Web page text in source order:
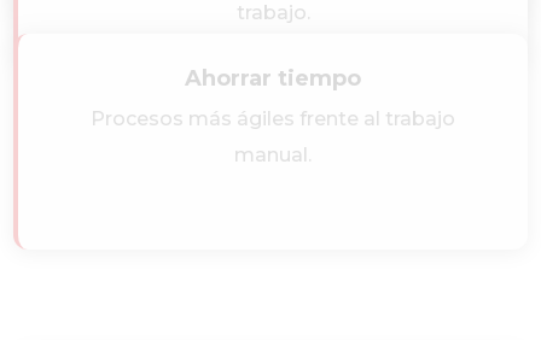
trabajo.
Ahorrar tiempo
Procesos más ágiles frente al trabajo
manual.